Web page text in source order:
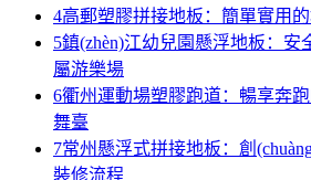
4高郵塑膠拼接地板：簡單實用
5鎮(zhèn)江幼兒園懸浮地板：安
屬游樂場
6衢州運動場塑膠跑道：暢享奔
舞臺
7常州懸浮式拼接地板：創
裝修流程